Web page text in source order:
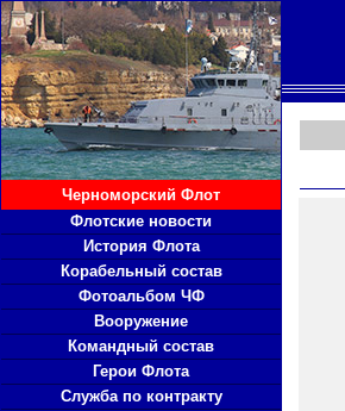
Черноморский Флот
Флотские новости
История Флота
Корабельный состав
Фотоальбом ЧФ
Вооружение
Командный состав
Герои Флота
Служба по контракту